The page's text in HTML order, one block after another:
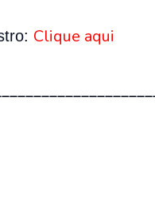
Clique aqui